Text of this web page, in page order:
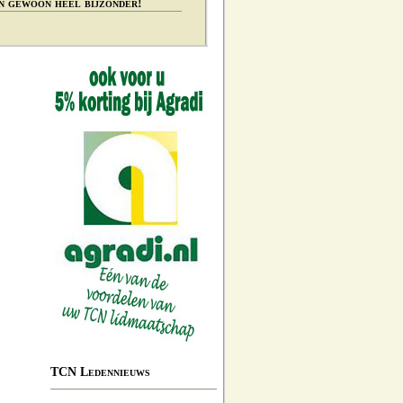
gewoon heel bijzonder!
TCN Ledennieuws